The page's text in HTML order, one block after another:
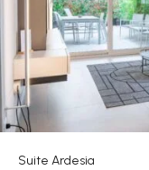
Suite Ardesia